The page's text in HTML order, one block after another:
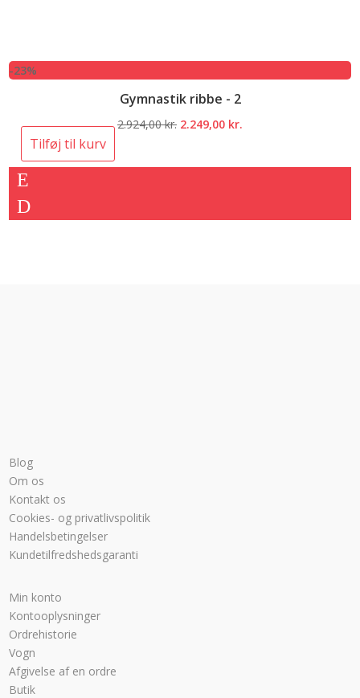
-23%
Gymnastik ribbe - 2
2.924,00kr. Den
2.249,00 kr.
Tilføj til kurv
Blog
Om os
Kontakt os
Cookies- og privatlivspolitik
Handelsbetingelser
Kundetilfredshedsgaranti
Min konto
Kontooplysninger
Ordrehistorie
Vogn
Afgivelse af en ordre
Butik